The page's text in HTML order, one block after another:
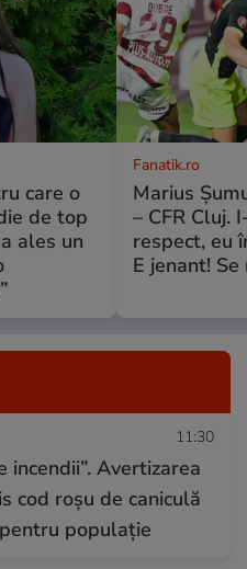
care o
de top
ales un
Fanatik.ro
Marius
– CFR Cluj.
respect, eu
E jenant! Se
11:30
incendii”. Avertizarea
cod roșu de caniculă
populație